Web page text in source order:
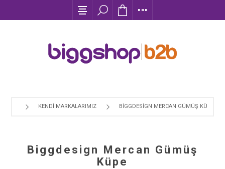
KENDI MARKALARIMIZ BIGGDESIGN MERCAN GÜMÜŞ KÜPE
Biggdesign Mercan Gümüş
Küpe